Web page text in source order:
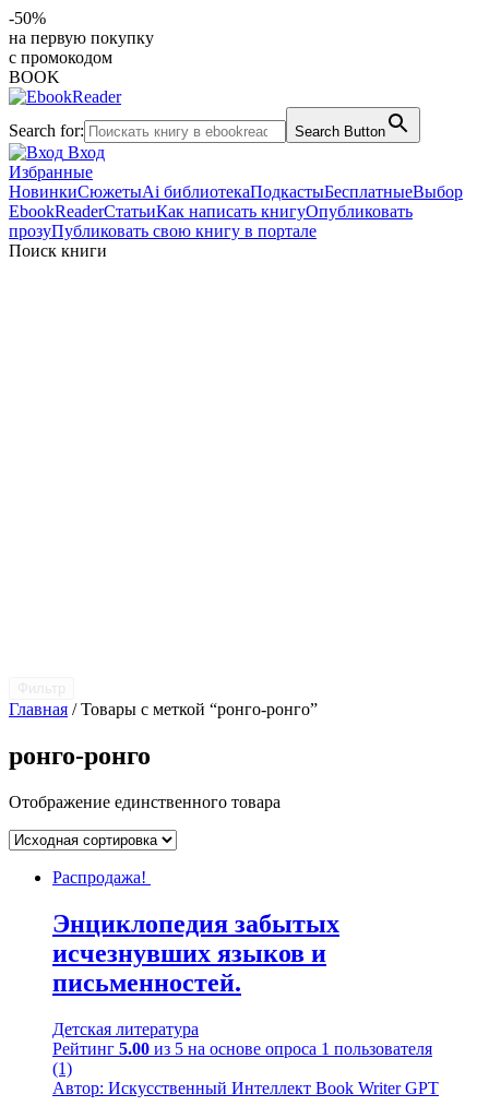
-50%
на первую покупку
с промокодом
BOOK
Search for: Search Button
Вход
Избранные
НовинкиСюжетыAi библиотекаПодкастыБесплатныеВыбор
EbookReaderСтатьиКак написать книгуОпубликовать
прозуПубликовать свою книгу в портале
Поиск книги
Главная / Товары с меткой “ронго-ронго”
ронго-ронго
Отображение единственного товара
Распродажа!
Энциклопедия забытых
исчезнувших языков и
письменностей.
Детская литература
Рейтинг 5.00 из 5 на основе опроса 1 пользователя
(1)
Автор: Искусственный Интеллект Book Writer GPT